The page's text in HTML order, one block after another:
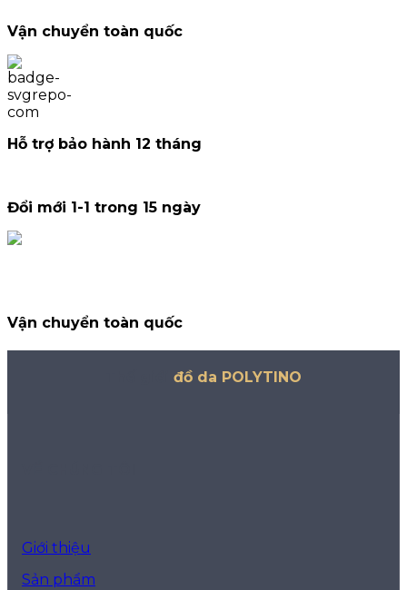
Vận chuyển toàn quốc
Hỗ trợ bảo hành 12 tháng
Đổi mới 1-1 trong 15 ngày
Vận chuyển toàn quốc
đồ da POLYTINO
Giới thiệu
Sản phẩm